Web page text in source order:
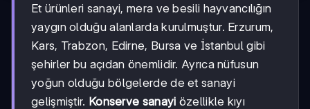
Et ürünleri sanayi, mera ve besili hayvancılığın
yaygın olduğu alanlarda kurulmuştur. Erzurum,
Kars, Trabzon, Edirne, Bursa ve İstanbul gibi
şehirler bu açıdan önemlidir. Ayrıca nüfusun
yoğun olduğu bölgelerde de et sanayi
gelişmiştir. Konserve sanayi özellikle kıyı